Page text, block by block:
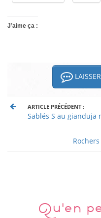
J’aime ça :
ARTICLE PRÉCÉDENT :
Sablés S au gianduja
Qu'en